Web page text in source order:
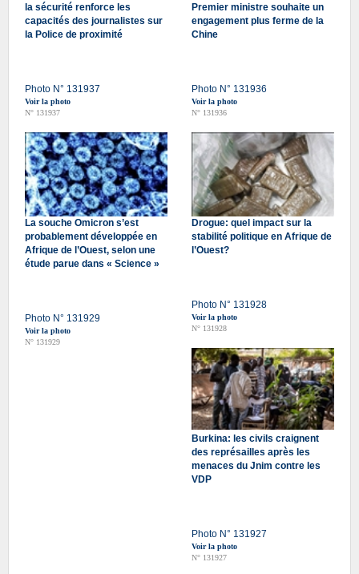
la sécurité renforce les
capacités des journalistes sur
la Police de proximité
Photo N° 131937
Voir la photo
N° 131937
Premier ministre souhaite un
engagement plus ferme de la
Chine
Photo N° 131936
Voir la photo
N° 131936
La souche Omicron s’est
probablement développée en
Afrique de l’Ouest, selon une
étude parue dans « Science »
Photo N° 131929
Voir la photo
N° 131929
Drogue: quel impact sur la
stabilité politique en Afrique de
l’Ouest?
Photo N° 131928
Voir la photo
N° 131928
Burkina: les civils craignent
des représailles après les
menaces du Jnim contre les
VDP
Photo N° 131927
Voir la photo
N° 131927